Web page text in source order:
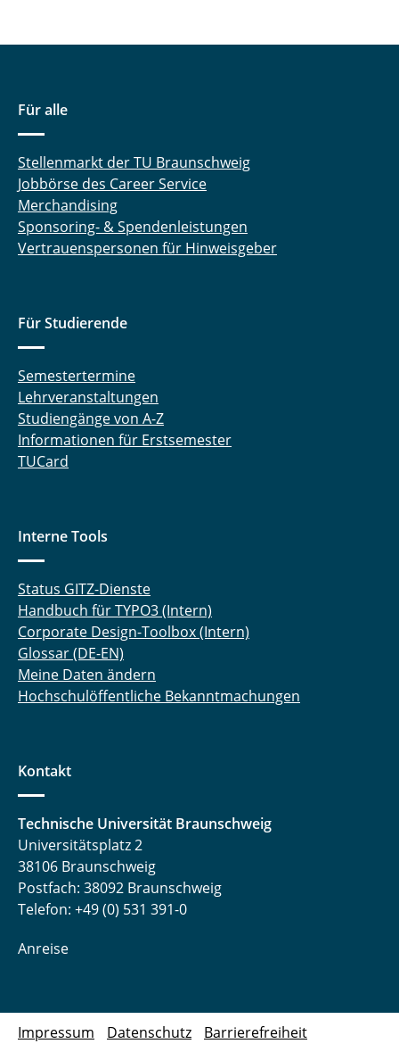
Für alle
Stellenmarkt der TU Braunschweig
Jobbörse des Career Service
Merchandising
Sponsoring- & Spendenleistungen
Vertrauenspersonen für Hinweisgeber
Für Studierende
Semestertermine
Lehrveranstaltungen
Studiengänge von A-Z
Informationen für Erstsemester
TUCard
Interne Tools
Status GITZ-Dienste
Handbuch für TYPO3 (Intern)
Corporate Design-Toolbox (Intern)
Glossar (DE-EN)
Meine Daten ändern
Hochschulöffentliche Bekanntmachungen
Kontakt
Technische Universität Braunschweig
Universitätsplatz 2
38106 Braunschweig
Postfach: 38092 Braunschweig
Telefon: +49 (0) 531 391-0
Anreise
Impressum Datenschutz Barrierefreiheit